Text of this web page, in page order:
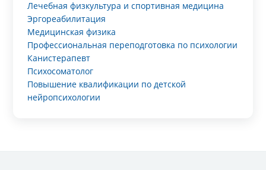
Лечебная физкультура и спортивная медицина
Эргореабилитация
Медицинская физика
Профессиональная переподготовка по психологии
Канистерапевт
Психосоматолог
Повышение квалификации по детской
нейропсихологии